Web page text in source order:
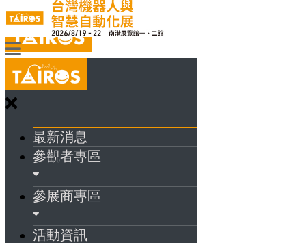
最新消息
參觀者專區
參展商專區
活動資訊